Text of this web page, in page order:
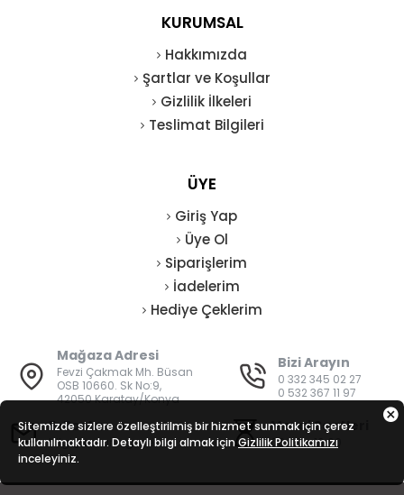
KURUMSAL
Hakkımızda
Şartlar ve Koşullar
Gizlilik İlkeleri
Teslimat Bilgileri
ÜYE
Giriş Yap
Üye Ol
Siparişlerim
İadelerim
Hediye Çeklerim
Mağaza Adresi
Fevzi Çakmak Mh. Büsan
OSB 10660. Sk No:9,
42050 Karatay/Konya
Bizi Arayın
0 332 345 02 27
0 532 367 11 97
E-Posta
bilgi@vatanisguvenligi.com
Mesai Saatleri
08:00 - 19:00
Sitemizde sizlere özelleştirilmiş bir hizmet sunmak için çerez
kullanılmaktadır. Detaylı bilgi almak için Gizlilik Politikamızı
inceleyiniz.